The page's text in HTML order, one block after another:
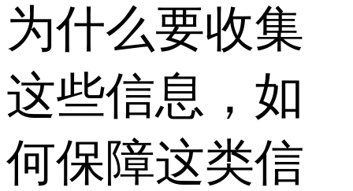
为什么要收集
这些信息，如
何保障这类信